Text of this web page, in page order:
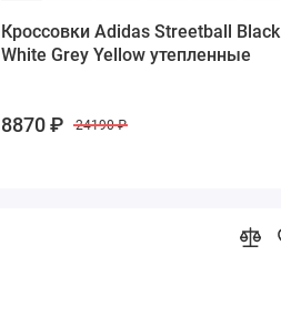
Кроссовки Adidas Streetball Black
White Grey Yellow утепленные
8870 ₽ 24190 ₽